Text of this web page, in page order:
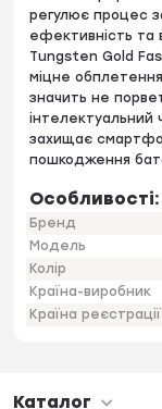
регулює процес
ефективність та
Tungsten Gold
міцне
значить не
інтелектуальний
захищає
пошкодження
Особливості:
Бренд
Модель
Колір
Країна-виробник
Країна
Каталог